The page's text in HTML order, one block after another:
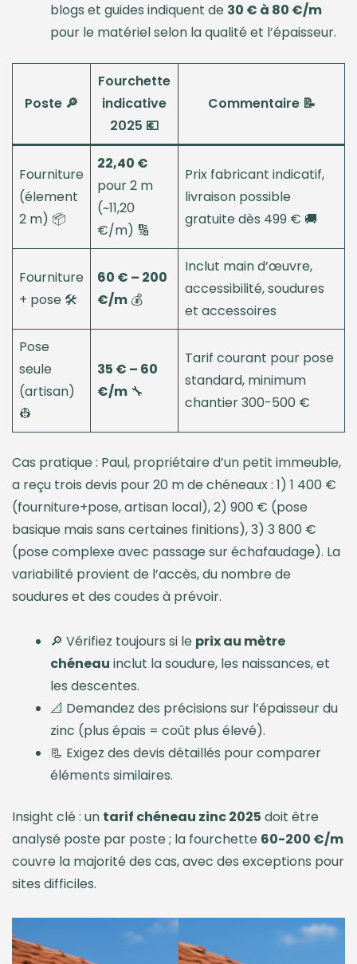
blogs et guides indiquent de 30 € à 80 €/m
pour le matériel selon la qualité et l’épaisseur.
Poste 🔎
Fourchette
indicative
2025 💶
Commentaire 📝
Fourniture
(élement
2 m) 📦
22,40 €
pour 2 m
(~11,20
€/m) 🔢
Prix fabricant indicatif,
livraison possible
gratuite dès 499 € 🚚
Fourniture
+ pose 🛠️
60 € – 200
€/m 💰
Inclut main d’œuvre,
accessibilité, soudures
et accessoires
Pose
seule
(artisan)
👷
35 € – 60
€/m 🔧
Tarif courant pour pose
standard, minimum
chantier 300-500 €
Cas pratique : Paul, propriétaire d’un petit immeuble,
a reçu trois devis pour 20 m de chéneaux : 1) 1 400 €
(fourniture+pose, artisan local), 2) 900 € (pose
basique mais sans certaines finitions), 3) 3 800 €
(pose complexe avec passage sur échafaudage). La
variabilité provient de l’accès, du nombre de
soudures et des coudes à prévoir.
🔎 Vérifiez toujours si le prix au mètre
chéneau inclut la soudure, les naissances, et
les descentes.
📐 Demandez des précisions sur l’épaisseur du
zinc (plus épais = coût plus élevé).
📃 Exigez des devis détaillés pour comparer
éléments similaires.
Insight clé : un tarif chéneau zinc 2025 doit être
analysé poste par poste ; la fourchette 60-200 €/m
couvre la majorité des cas, avec des exceptions pour
sites difficiles.